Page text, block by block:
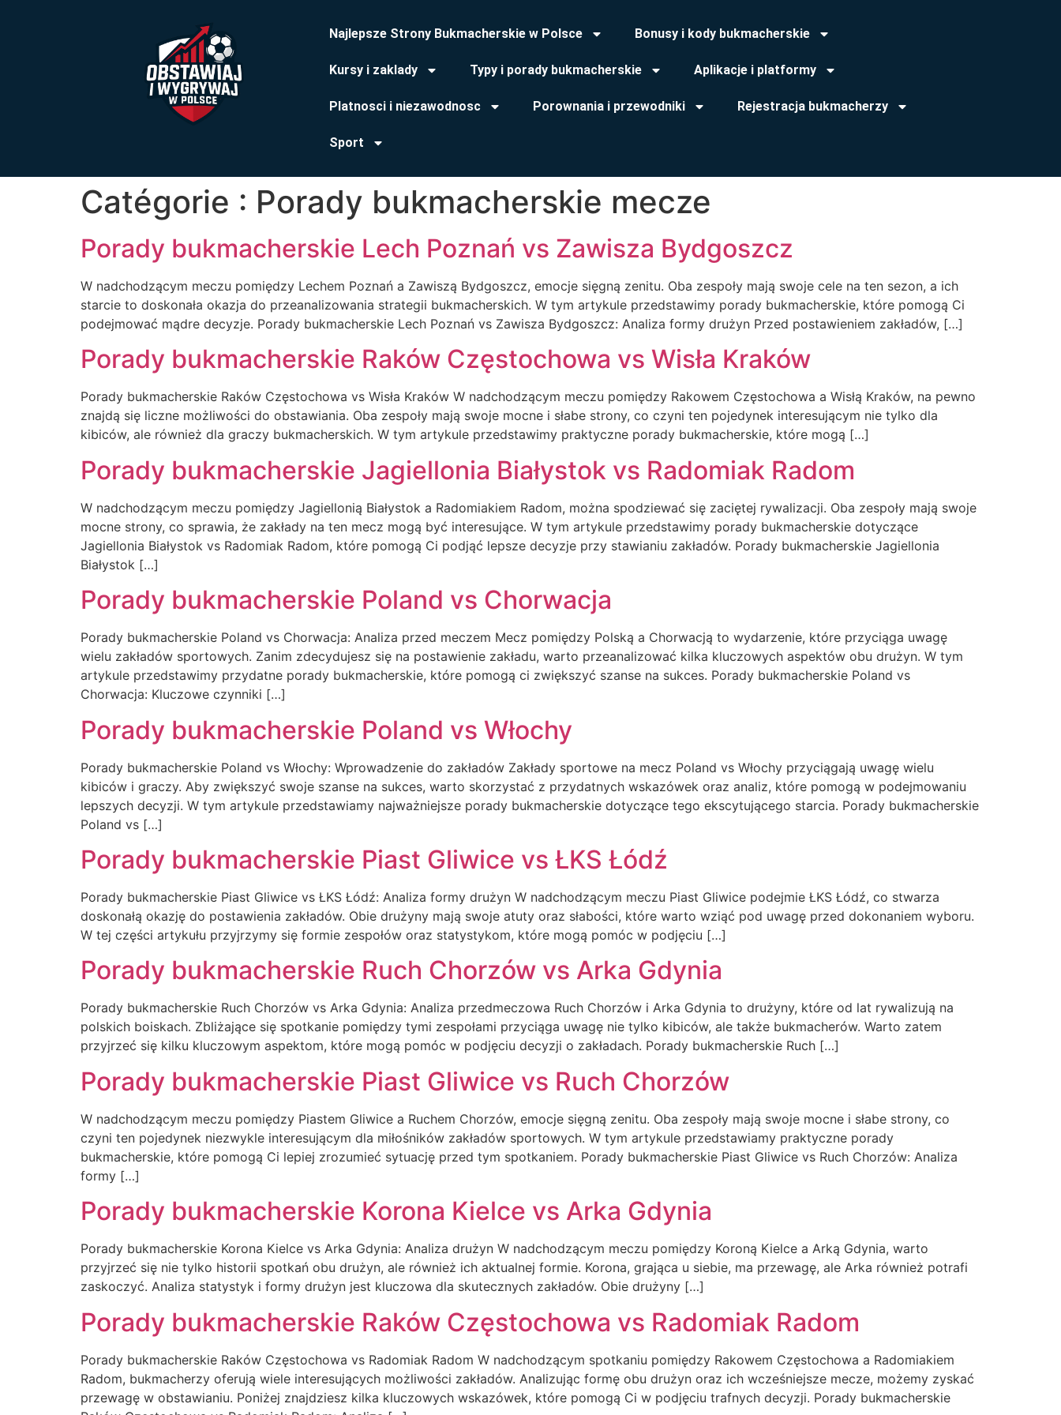
Najlepsze Strony Bukmacherskie w Polsce Bonusy i kody bukmacherskie
Kursy i zaklady Typy i porady bukmacherskie Aplikacje i platformy
Platnosci i niezawodnosc Porownania i przewodniki Rejestracja bukmacherzy
Sport
Catégorie : Porady bukmacherskie mecze
Porady bukmacherskie Lech Poznań vs Zawisza Bydgoszcz
W nadchodzącym meczu pomiędzy Lechem Poznań a Zawiszą Bydgoszcz, emocje sięgną zenitu. Oba zespoły mają swoje cele na ten sezon, a ich
starcie to doskonała okazja do przeanalizowania strategii bukmacherskich. W tym artykule przedstawimy porady bukmacherskie, które pomogą Ci
podejmować mądre decyzje. Porady bukmacherskie Lech Poznań vs Zawisza Bydgoszcz: Analiza formy drużyn Przed postawieniem zakładów, […]
Porady bukmacherskie Raków Częstochowa vs Wisła Kraków
Porady bukmacherskie Raków Częstochowa vs Wisła Kraków W nadchodzącym meczu pomiędzy Rakowem Częstochowa a Wisłą Kraków, na pewno
znajdą się liczne możliwości do obstawiania. Oba zespoły mają swoje mocne i słabe strony, co czyni ten pojedynek interesującym nie tylko dla
kibiców, ale również dla graczy bukmacherskich. W tym artykule przedstawimy praktyczne porady bukmacherskie, które mogą […]
Porady bukmacherskie Jagiellonia Białystok vs Radomiak Radom
W nadchodzącym meczu pomiędzy Jagiellonią Białystok a Radomiakiem Radom, można spodziewać się zaciętej rywalizacji. Oba zespoły mają swoje
mocne strony, co sprawia, że zakłady na ten mecz mogą być interesujące. W tym artykule przedstawimy porady bukmacherskie dotyczące
Jagiellonia Białystok vs Radomiak Radom, które pomogą Ci podjąć lepsze decyzje przy stawianiu zakładów. Porady bukmacherskie Jagiellonia
Białystok […]
Porady bukmacherskie Poland vs Chorwacja
Porady bukmacherskie Poland vs Chorwacja: Analiza przed meczem Mecz pomiędzy Polską a Chorwacją to wydarzenie, które przyciąga uwagę
wielu zakładów sportowych. Zanim zdecydujesz się na postawienie zakładu, warto przeanalizować kilka kluczowych aspektów obu drużyn. W tym
artykule przedstawimy przydatne porady bukmacherskie, które pomogą ci zwiększyć szanse na sukces. Porady bukmacherskie Poland vs
Chorwacja: Kluczowe czynniki […]
Porady bukmacherskie Poland vs Włochy
Porady bukmacherskie Poland vs Włochy: Wprowadzenie do zakładów Zakłady sportowe na mecz Poland vs Włochy przyciągają uwagę wielu
kibiców i graczy. Aby zwiększyć swoje szanse na sukces, warto skorzystać z przydatnych wskazówek oraz analiz, które pomogą w podejmowaniu
lepszych decyzji. W tym artykule przedstawiamy najważniejsze porady bukmacherskie dotyczące tego ekscytującego starcia. Porady bukmacherskie
Poland vs […]
Porady bukmacherskie Piast Gliwice vs ŁKS Łódź
Porady bukmacherskie Piast Gliwice vs ŁKS Łódź: Analiza formy drużyn W nadchodzącym meczu Piast Gliwice podejmie ŁKS Łódź, co stwarza
doskonałą okazję do postawienia zakładów. Obie drużyny mają swoje atuty oraz słabości, które warto wziąć pod uwagę przed dokonaniem wyboru.
W tej części artykułu przyjrzymy się formie zespołów oraz statystykom, które mogą pomóc w podjęciu […]
Porady bukmacherskie Ruch Chorzów vs Arka Gdynia
Porady bukmacherskie Ruch Chorzów vs Arka Gdynia: Analiza przedmeczowa Ruch Chorzów i Arka Gdynia to drużyny, które od lat rywalizują na
polskich boiskach. Zbliżające się spotkanie pomiędzy tymi zespołami przyciąga uwagę nie tylko kibiców, ale także bukmacherów. Warto zatem
przyjrzeć się kilku kluczowym aspektom, które mogą pomóc w podjęciu decyzji o zakładach. Porady bukmacherskie Ruch […]
Porady bukmacherskie Piast Gliwice vs Ruch Chorzów
W nadchodzącym meczu pomiędzy Piastem Gliwice a Ruchem Chorzów, emocje sięgną zenitu. Oba zespoły mają swoje mocne i słabe strony, co
czyni ten pojedynek niezwykle interesującym dla miłośników zakładów sportowych. W tym artykule przedstawiamy praktyczne porady
bukmacherskie, które pomogą Ci lepiej zrozumieć sytuację przed tym spotkaniem. Porady bukmacherskie Piast Gliwice vs Ruch Chorzów: Analiza
formy […]
Porady bukmacherskie Korona Kielce vs Arka Gdynia
Porady bukmacherskie Korona Kielce vs Arka Gdynia: Analiza drużyn W nadchodzącym meczu pomiędzy Koroną Kielce a Arką Gdynia, warto
przyjrzeć się nie tylko historii spotkań obu drużyn, ale również ich aktualnej formie. Korona, grająca u siebie, ma przewagę, ale Arka również potrafi
zaskoczyć. Analiza statystyk i formy drużyn jest kluczowa dla skutecznych zakładów. Obie drużyny […]
Porady bukmacherskie Raków Częstochowa vs Radomiak Radom
Porady bukmacherskie Raków Częstochowa vs Radomiak Radom W nadchodzącym spotkaniu pomiędzy Rakowem Częstochowa a Radomiakiem
Radom, bukmacherzy oferują wiele interesujących możliwości zakładów. Analizując formę obu drużyn oraz ich wcześniejsze mecze, możemy zyskać
przewagę w obstawianiu. Poniżej znajdziesz kilka kluczowych wskazówek, które pomogą Ci w podjęciu trafnych decyzji. Porady bukmacherskie